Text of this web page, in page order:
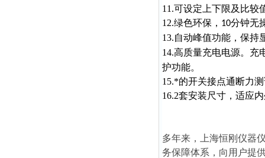
11.可设定上下限及比较
12.绿色环保， 10分钟无
13.自动峰值功能，保持
14.高质量充电电源。充
护功能。
15.*的开关接点通断力
16.2套安装尺寸，适应
多年来，上海恒刚仪器
务保障体系，向用户提